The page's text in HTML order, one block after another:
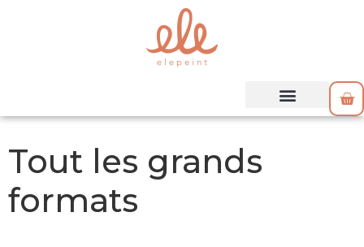
Tout les grands
formats